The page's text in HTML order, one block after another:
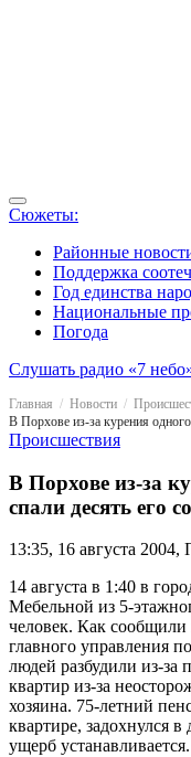
Сюжеты:
Районные
Поддержка
Год единства
Национальные
Погода
Слушать радио «7
Главная Новости
Происшествия
В Порхове из-за
спали десять его
13:35, 16 августа
14 августа в 1:40 в
Мебельной из 5-
человек. Как
главного управления
людей разбудили из-за
квартир из-за
хозяина. 75-летний
квартире, задохнулся
ущерб устанавливается.